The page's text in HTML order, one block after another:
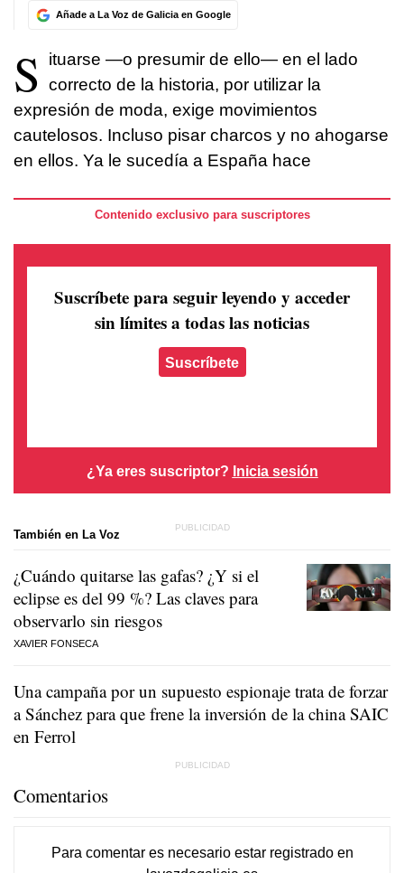
Añade a La Voz de Galicia en Google
S
ituarse —o presumir de ello— en el lado
correcto de la historia, por utilizar la
expresión de moda, exige movimientos
cautelosos. Incluso pisar charcos y no ahogarse
en ellos. Ya le sucedía a España hace
Contenido exclusivo para suscriptores
Suscríbete para seguir leyendo y acceder
sin límites a todas las noticias
Suscríbete
¿Ya eres suscriptor? Inicia sesión
También en La Voz
¿Cuándo quitarse las gafas? ¿Y si el
eclipse es del 99 %? Las claves para
observarlo sin riesgos
XAVIER FONSECA
Una campaña por un supuesto espionaje trata de forzar
a Sánchez para que frene la inversión de la china SAIC
en Ferrol
Comentarios
Para comentar es necesario estar registradoen